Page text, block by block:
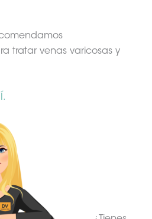
tratar venas varicosas y